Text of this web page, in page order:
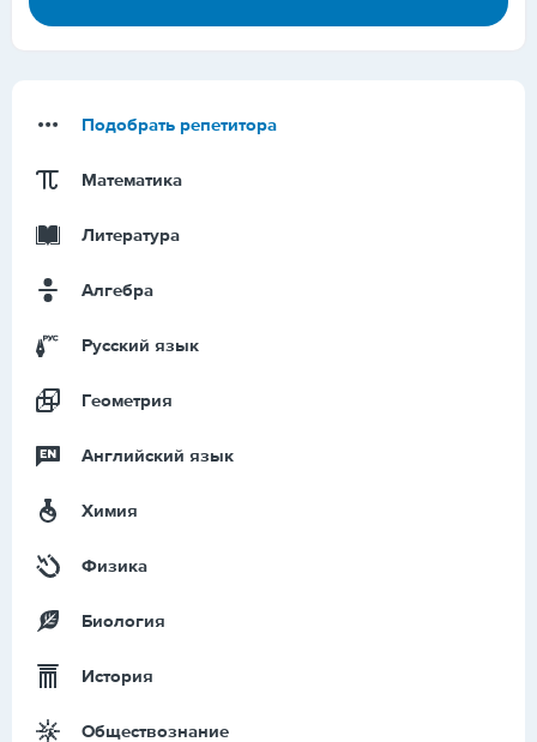
Подобрать репетитора
Математика
Литература
Алгебра
Русский язык
Геометрия
Английский язык
Химия
Физика
Биология
История
Обществознание